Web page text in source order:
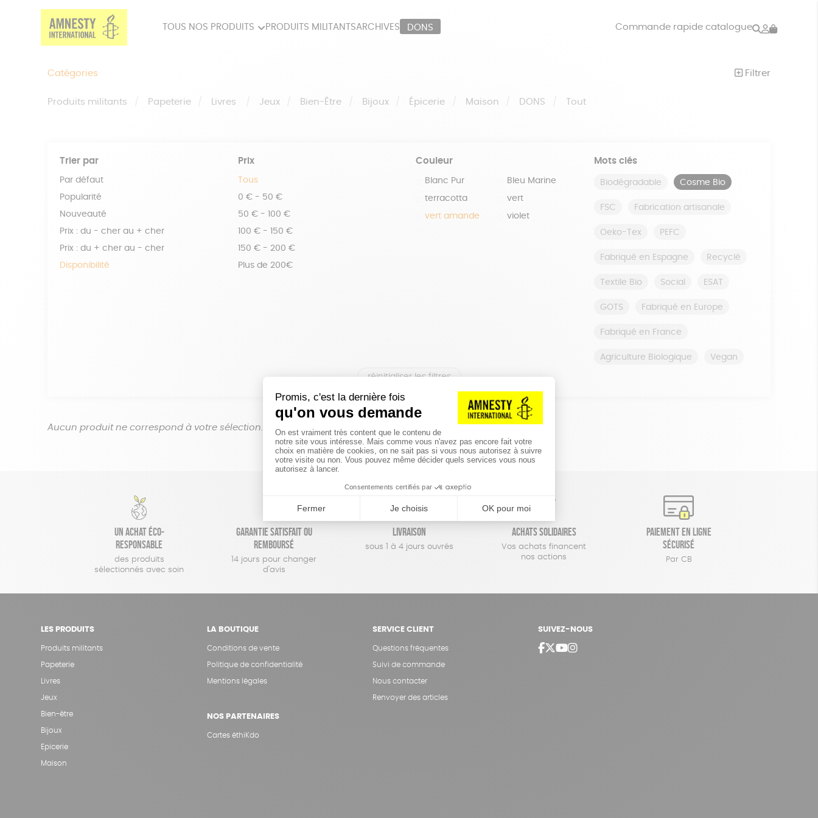
TOUS NOS PRODUITS PRODUITS MILITANTSARCHIVES DONS Commande rapide catalogue Rechercher
Mon
Catégories Filtrer
Produits militants Papeterie Livres Jeux Bien-Être Bijoux Épicerie Maison DONS Tout
Trier par
Par défaut
Popularité
Nouveauté
Prix : du - cher au + cher
Prix : du + cher au - cher
Disponibilité
Prix
Tous
0 € - 50 €
50 € - 100 €
100 € - 150 €
150 € - 200 €
Plus de 200€
Couleur
Blanc Pur Bleu Marine
terracotta vert
vert amande violet
Mots clés
Biodégradable Cosme Bio
FSC Fabrication artisanale
Oeko-Tex PEFC
Fabriqué en Espagne Recyclé
Textile Bio Social ESAT
GOTS Fabriqué en Europe
Fabriqué en France
Agriculture Biologique Vegan
réinitialiser les filtres
Aucun produit ne correspond à votre sélection.
Un achat éco-
responsable
des produits
sélectionnés avec soin
Garantie satisfait ou
remboursé
14 jours pour changer
d'avis
Livraison
sous 1 à 4 jours ouvrés
Achats solidaires
Vos achats financent
nos actions
Paiement en ligne
sécurisé
Par CB
LES PRODUITS
Produits militants
Papeterie
Livres
Jeux
Bien-être
Bijoux
Epicerie
Maison
LA BOUTIQUE
Conditions de vente
Politique de confidentialité
Mentions légales
NOS PARTENAIRES
Cartes éthiKdo
SERVICE CLIENT
Questions fréquentes
Suivi de commande
Nous contacter
Renvoyer des articles
SUIVEZ-NOUS